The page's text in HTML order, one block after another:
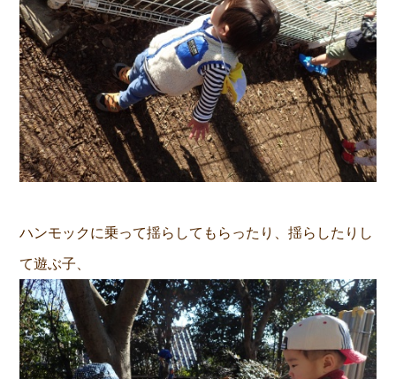
ハンモックに乗って揺らしてもらったり、揺らしたりし
て遊ぶ子、